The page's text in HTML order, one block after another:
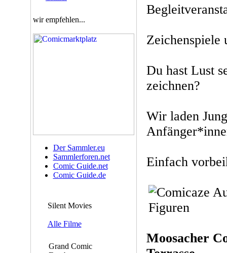
wir empfehlen...
Der Sammler.eu
Sammlerforen.net
Comic Guide.net
Comic Guide.de
Silent Movies
Alle Filme
Grand Comic
Zeichenspiele
Du hast Lust
zeichnen?
Wir laden
Einfach
Moosacher